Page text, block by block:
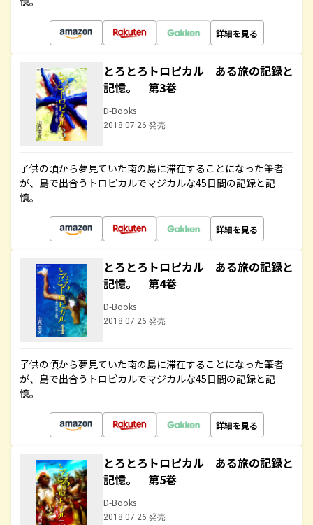
詳細を見る
とろとろトロピカル ある旅の記録と
記憶。 第3巻
D-Books
2018.07.26 発売
子供の頃から夢見ていた南の島に滞在することになった筆者
が、島で出合うトロピカルでマジカルな45日間の記録と記
憶。
詳細を見る
とろとろトロピカル ある旅の記録と
記憶。 第4巻
D-Books
2018.07.26 発売
子供の頃から夢見ていた南の島に滞在することになった筆者
が、島で出合うトロピカルでマジカルな45日間の記録と記
憶。
詳細を見る
とろとろトロピカル ある旅の記録と
記憶。 第5巻
D-Books
2018.07.26 発売